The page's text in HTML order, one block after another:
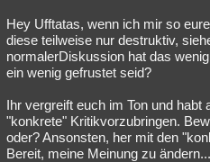
Hey Ufftatas, wenn ich mir so
diese teilweise nur destruktiv,
normalerDiskussion hat das
ein wenig gefrustet seid?
Ihr vergreift euch im Ton und habt
"konkrete" Kritikvorzubringen.
oder? Ansonsten, her mit den
Bereit, meine Meinung zu ändern...